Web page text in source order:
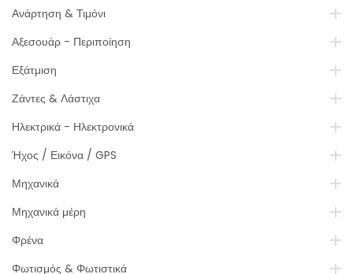
Ανάρτηση & Τιμόνι
Αξεσουάρ - Περιποίηση
Εξάτμιση
Ζάντες & Λάστιχα
Ηλεκτρικά - Ηλεκτρονικά
Ήχος / Εικόνα / GPS
Μηχανικά
Μηχανικά μέρη
Φρένα
Φωτισμός & Φωτιστικά